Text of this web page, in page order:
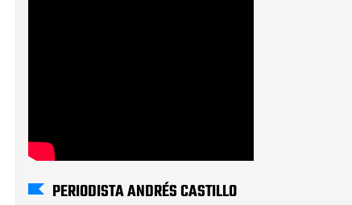
PERIODISTA ANDRÉS CASTILLO